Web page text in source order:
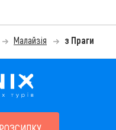
Малайзія з Праги